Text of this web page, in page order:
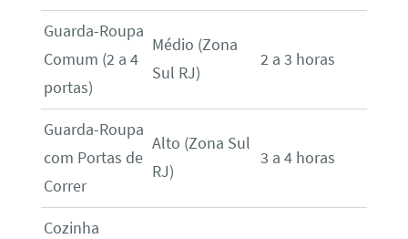
Guarda-Roupa
Comum (2 a 4
portas)
Médio (Zona
Sul RJ)
2 a 3 horas
Guarda-Roupa
com Portas de
Correr
Alto (Zona Sul
RJ)
3 a 4 horas
Cozinha